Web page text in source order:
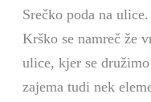
Srečko poda na
Krško se namreč že
ulice, kjer se
zajema tudi nek